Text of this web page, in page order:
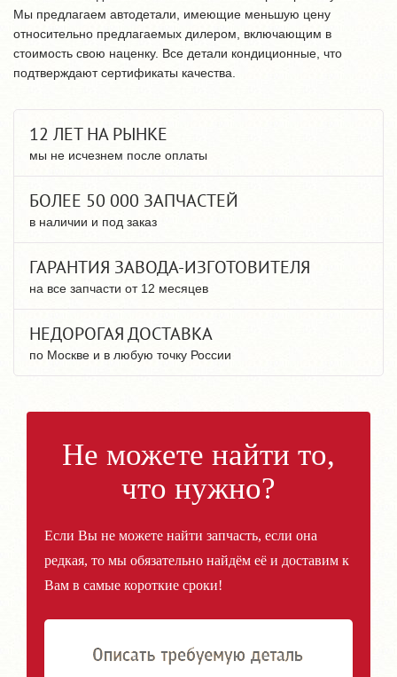
Мы предлагаем автодетали, имеющие меньшую цену
относительно предлагаемых дилером, включающим в
стоимость свою наценку. Все детали кондиционные, что
подтверждают сертификаты качества.
12 ЛЕТ НА РЫНКЕ
мы не исчезнем после оплаты
БОЛЕЕ 50 000 ЗАПЧАСТЕЙ
в наличии и под заказ
ГАРАНТИЯ ЗАВОДА-ИЗГОТОВИТЕЛЯ
на все запчасти от 12 месяцев
НЕДОРОГАЯ ДОСТАВКА
по Москве и в любую точку России
Не можете найти то,
что нужно?
Если Вы не можете найти запчасть, если она
редкая, то мы обязательно найдём её и доставим к
Вам в самые короткие сроки!